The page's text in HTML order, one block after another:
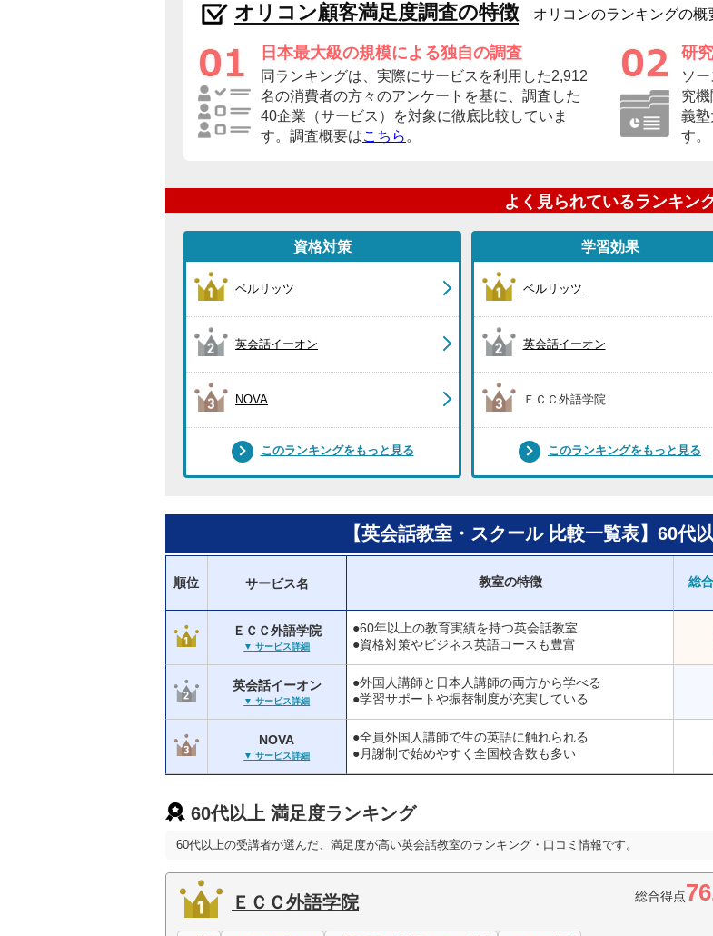
オリコン顧客満足度調査の特徴 オリコンのランキングの概
日本最大級の規模による独自の調査
同ランキングは、実際にサービスを利用した2,912
名の消費者の方々のアンケートを基に、調査した
40企業（サービス）を対象に徹底比較していま
す。調査概要はこちら 。
研
ソ
究
義塾
す。
よく見られているランキン
資格対策
ベルリッツ
英会話イーオン
NOVA
このランキングをもっと見る
学習効果
ベルリッツ
英会話イーオン
ＥＣＣ外語学院
このランキングをもっと見る
【英会話教室・スクール 比較一覧表】60代
順位 サービス名 教室の特徴 総
ＥＣＣ外語学院
▼ サービス詳細
●60年以上の教育実績を持つ英会話教室
●資格対策やビジネス英語コースも豊富
英会話イーオン
▼ サービス詳細
●外国人講師と日本人講師の両方から学べる
●学習サポートや振替制度が充実している
NOVA
▼ サービス詳細
●全員外国人講師で生の英語に触れられる
●月謝制で始めやすく全国校舎数も多い
60代以上 満足度ランキング
60代以上の受講者が選んだ、満足度が高い英会話教室のランキング・口コミ情報です。
ＥＣＣ外語学院 総合得点76